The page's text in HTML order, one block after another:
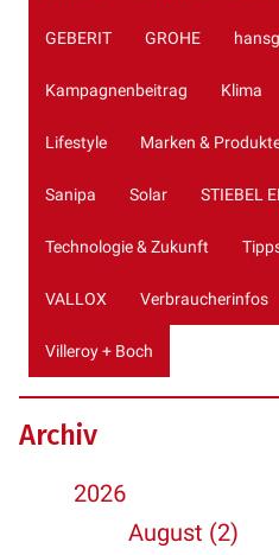
GEBERIT GROHE
Kampagnenbeitrag Klima
Lifestyle Marken &
Sanipa Solar STIEBEL
Technologie & Zukunft
VALLOX Verbraucherinfos
Villeroy + Boch
Archiv
2026
August (2)